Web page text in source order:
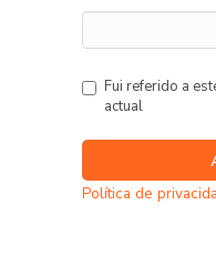
Fui referido a
actual
Política de